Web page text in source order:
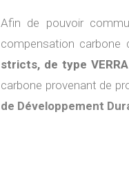
Afin de pouvoir
compensation carbone
stricts, de type
carbone provenant de
de Développement